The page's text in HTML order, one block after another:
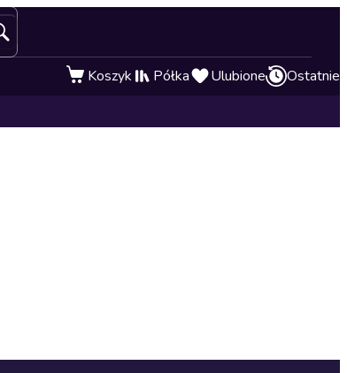
Koszyk Półka Ulubione Ostatnie